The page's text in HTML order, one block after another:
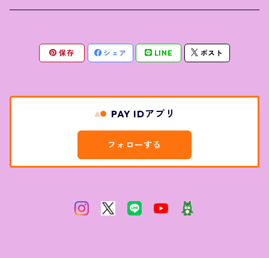
パーカー
缶バッチ
キーホルダー
保存 シェア LINE ポスト
PAY IDアプリ
フォローする